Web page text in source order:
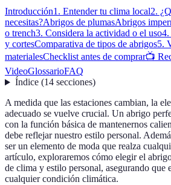
Introducción1. Entender tu clima local2.
necesitas?Abrigos de plumasAbrigos
o trench3. Considera la actividad o el uso4.
y cortesComparativa de tipos de abrigos5.
materialesChecklist antes de comprar📺
VideoGlossarioFAQ
Índice(14 secciones)
A medida que las estaciones cambian, la
adecuado se vuelve crucial. Un abrigo
con la función básica de mantenernos
debe reflejar nuestro estilo personal.
ser un elemento de moda que realza
artículo, exploraremos cómo elegir el
de clima y estilo personal, asegurando que
cualquier condición climática.